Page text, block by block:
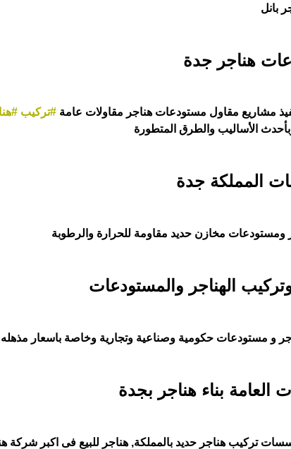
بانل
هناجر جدة
مشاريع مقاول مستودعات هناجر مقاولات عامة #تركيب
الأساليب والطرق المتطورة
المملكة جدة
مخازن حديد مقاومة للحرارة والرطوبة
الهناجر والمستودعات
و مستودعات حكومية وصناعية وتجارية وخاصة باسعار مذهله
بناء هناجر بجدة
تركيب هناجر حديد بالمملكة, هناجر للبيع فى اكبر شركة